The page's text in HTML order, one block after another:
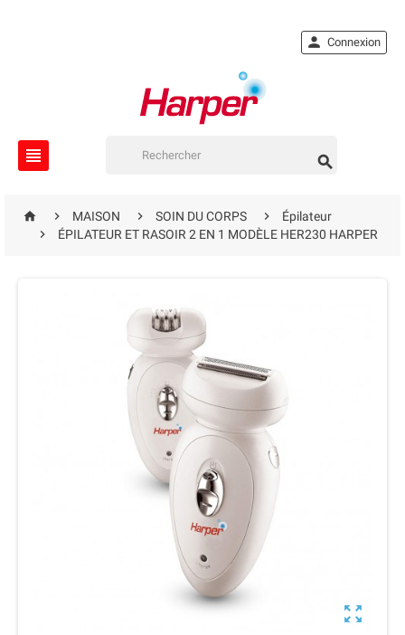
 
 Connexion
  MAISON  SOIN DU CORPS 
Épilateur

ÉPILATEUR ET RASOIR 2 EN 1 MODÈLE HER230 HARPER
